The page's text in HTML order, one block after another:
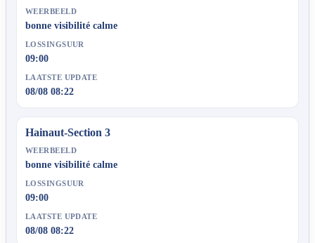
WEERBEELD
bonne visibilité calme
LOSSINGSUUR
09:00
LAATSTE UPDATE
08/08 08:22
Hainaut-Section 3
WEERBEELD
bonne visibilité calme
LOSSINGSUUR
09:00
LAATSTE UPDATE
08/08 08:22